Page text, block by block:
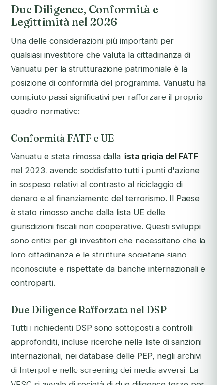
Due Diligence, Conformità e
Legittimità nel 2026
Una delle considerazioni più importanti per
qualsiasi investitore che valuta la cittadinanza di
Vanuatu per la strutturazione patrimoniale è la
posizione di conformità del programma. Vanuatu ha
compiuto passi significativi per rafforzare il proprio
quadro normativo:
Conformità FATF e UE
Vanuatu è stata rimossa dalla lista grigia del FATF
nel 2023, avendo soddisfatto tutti i punti d'azione
in sospeso relativi al contrasto al riciclaggio di
denaro e al finanziamento del terrorismo. Il Paese
è stato rimosso anche dalla lista UE delle
giurisdizioni fiscali non cooperative. Questi sviluppi
sono critici per gli investitori che necessitano che la
loro cittadinanza e le strutture societarie siano
riconosciute e rispettate da banche internazionali e
controparti.
Due Diligence Rafforzata nel DSP
Tutti i richiedenti DSP sono sottoposti a controlli
approfonditi, incluse ricerche nelle liste di sanzioni
internazionali, nei database delle PEP, negli archivi
di Interpol e nello screening dei media avversi. La